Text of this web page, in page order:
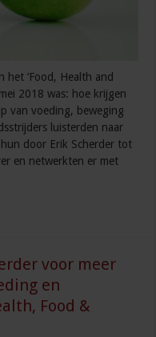
het ‘Food, Health and
2018 was: hoe krijgen
van voeding, beweging
luisterden naar
door Erik Scherder tot
en netwerkten er met
voor meer
en
Food &